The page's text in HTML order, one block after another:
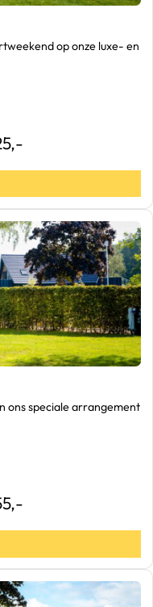
op onze luxe- en
ons speciale arrangement